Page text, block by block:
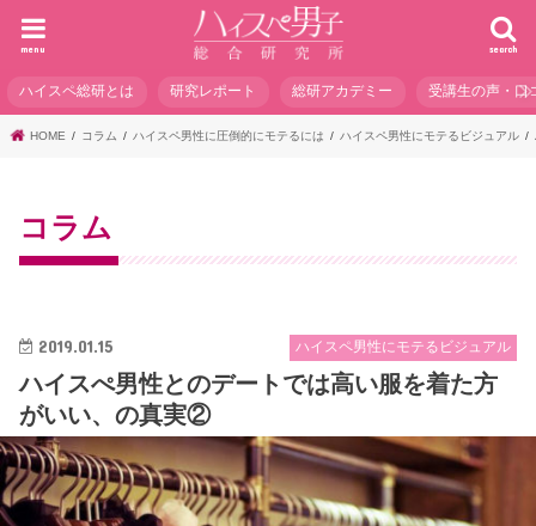
search
menu
ハイスペ総研とは 研究レポート 総研アカデミー 受講生の声・口
HOME コラム ハイスペ男性に圧倒的にモテるには ハイスペ男性にモテるビジュアル
コラム
ハイスペ男性にモテるビジュアル
2019.01.15
ハイスぺ男性とのデートでは高い服を着た方
がいい、の真実②